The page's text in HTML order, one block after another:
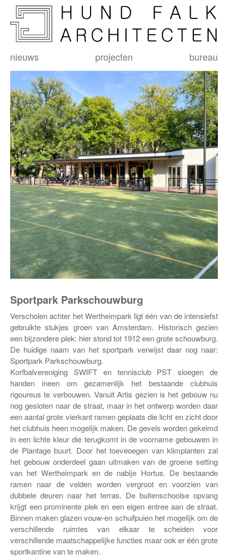
nieuws projecten bureau
Sportpark Parkschouwburg
Verscholen achter het Wertheimpark ligt één van de intensiefst
gebruikte stukjes groen van Amsterdam. Historisch gezien
een bijzondere plek: hier stond tot 1912 een grote schouwburg.
De huidige naam van het sportpark verwijst daar nog naar:
Sportpark Parkschouwburg.
Korfbalvereniging SWIFT en tennisclub PST sloegen de
handen ineen om gezamenlijk het bestaande clubhuis
rigoureus te verbouwen. Vanuit Artis gezien is het gebouw nu
nog gesloten naar de straat, maar in het ontwerp worden daar
een aantal grote vierkant ramen geplaats die licht en zicht door
het clubhuis heen mogelijk maken. De gevels worden gekeimd
in een lichte kleur die terugkomt in de voorname gebouwen in
de Plantage buurt. Door het toeveoegen van klimplanten zal
het gebouw onderdeel gaan uitmaken van de groene setting
van het Wertheimpark en de nabije Hortus. De bestaande
ramen naar de velden worden vergroot en voorzien van
dubbele deuren naar het terras. De buitenschoolse opvang
krijgt een prominente plek en een eigen entree aan de straat.
Binnen maken glazen vouw-en schuifpuien het mogelijk om de
verschillende ruimtes van elkaar te scheiden voor
verschillende maatschappelijke functies maar ook er één grote
sportkantine van te maken.